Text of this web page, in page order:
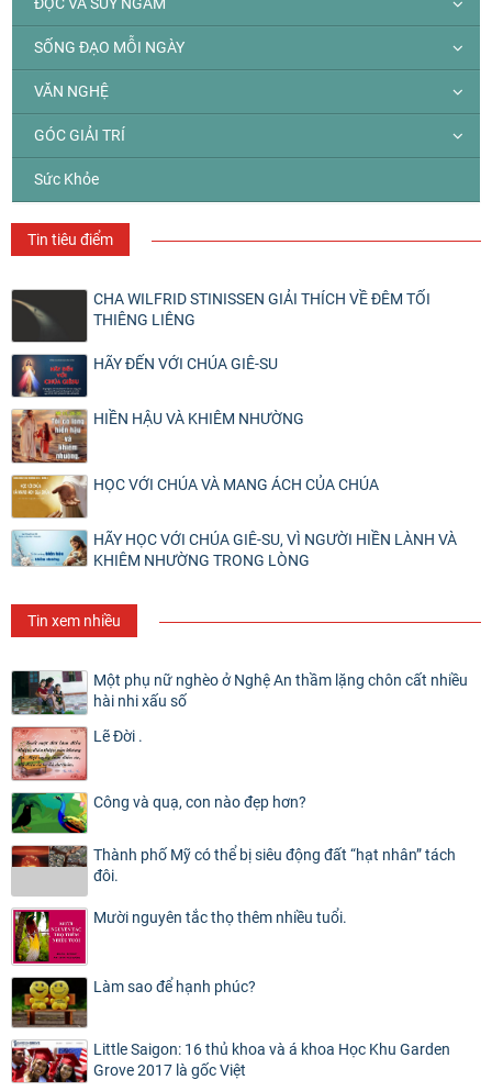
SỐNG ĐẠO MỖI NGÀY
VĂN NGHỆ
GÓC GIẢI TRÍ
Sức Khỏe
Tin tiêu điểm
CHA WILFRID STINISSEN GIẢI THÍCH VỀ ĐÊM TỐI
THIÊNG LIÊNG
HÃY ĐẾN VỚI CHÚA GIÊ-SU
HIỀN HẬU VÀ KHIÊM NHƯỜNG
HỌC VỚI CHÚA VÀ MANG ÁCH CỦA CHÚA
HÃY HỌC VỚI CHÚA GIÊ-SU, VÌ NGƯỜI HIỀN LÀNH VÀ
KHIÊM NHƯỜNG TRONG LÒNG
Tin xem nhiều
Một phụ nữ nghèo ở Nghệ An thầm lặng chôn cất nhiều
hài nhi xấu số
Lẽ Đời .
Công và quạ, con nào đẹp hơn?
Thành phố Mỹ có thể bị siêu động đất “hạt nhân” tách
đôi.
Mười nguyên tắc thọ thêm nhiều tuổi.
Làm sao để hạnh phúc?
Little Saigon: 16 thủ khoa và á khoa Học Khu Garden
Grove 2017 là gốc Việt